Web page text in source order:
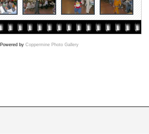
Powered by Coppermine Photo Gallery